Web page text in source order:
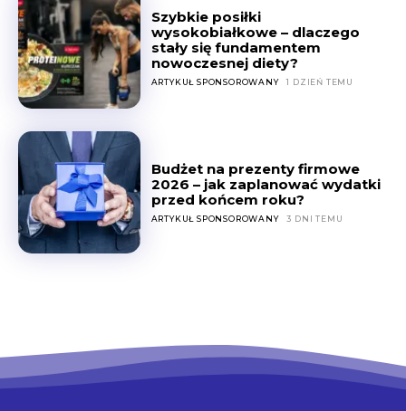
Szybkie posiłki
wysokobiałkowe – dlaczego
stały się fundamentem
nowoczesnej diety?
ARTYKUŁ SPONSOROWANY 1 DZIEŃ TEMU
Budżet na prezenty firmowe
2026 – jak zaplanować wydatki
przed końcem roku?
ARTYKUŁ SPONSOROWANY 3 DNI TEMU